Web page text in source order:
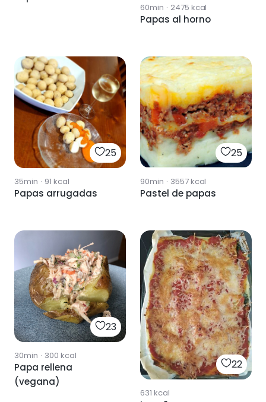
60min · 2475 kcal
Papas al horno
25
35min · 91 kcal
Papas arrugadas
25
90min · 3557kcal
Pastel de papas
23
30min · 300 kcal
Papa rellena
(vegana)
22
631 kcal